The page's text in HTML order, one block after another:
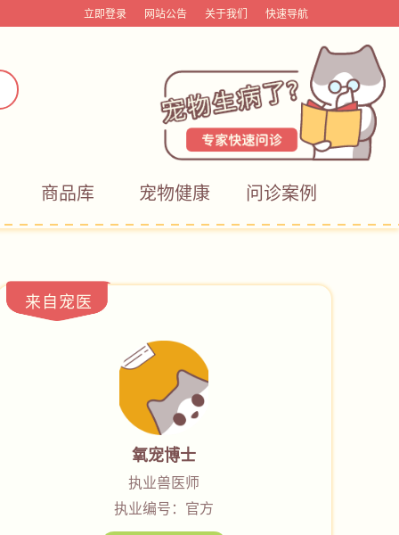
立即登录 网站公告 关于我们 快速导航
商品库 宠物健康 问诊案例
来自宠医
氧宠博士
执业兽医师
执业编号：官方